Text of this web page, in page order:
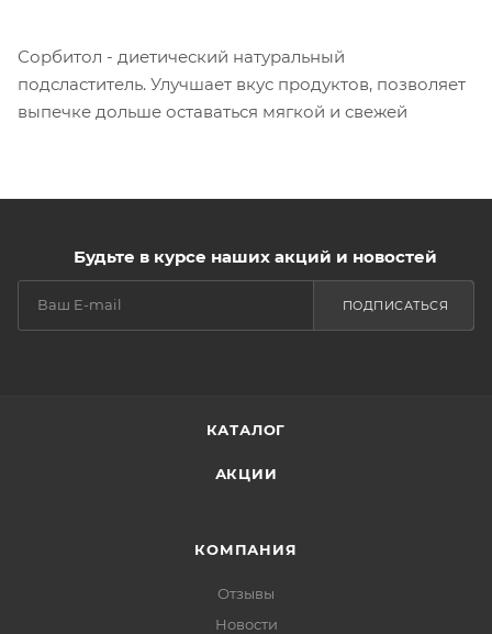
Сорбитол - диетический натуральный
подсластитель. Улучшает вкус продуктов, позволяет
выпечке дольше оставаться мягкой и свежей
Будьте в курсе наших акций и новостей
ПОДПИСАТЬСЯ
КАТАЛОГ
АКЦИИ
КОМПАНИЯ
Отзывы
Новости